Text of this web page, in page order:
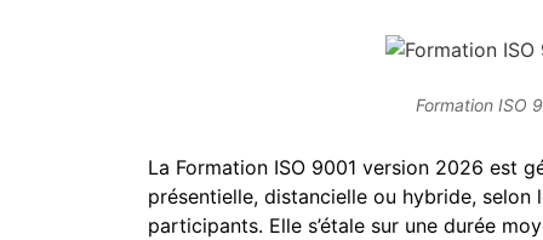
Formation ISO
La Formation ISO 9001 version 2026 est
présentielle, distancielle ou hybride,
participants. Elle s’étale sur une durée